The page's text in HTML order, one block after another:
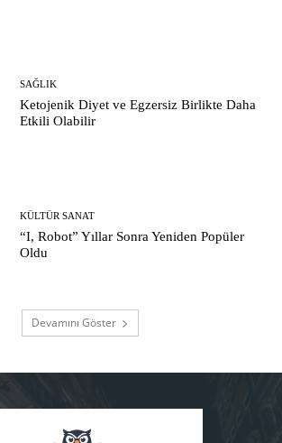
SAĞLIK
Ketojenik Diyet ve Egzersiz Birlikte Daha
Etkili Olabilir
KÜLTÜR SANAT
“I, Robot” Yıllar Sonra Yeniden Popüler
Oldu
Devamını Göster